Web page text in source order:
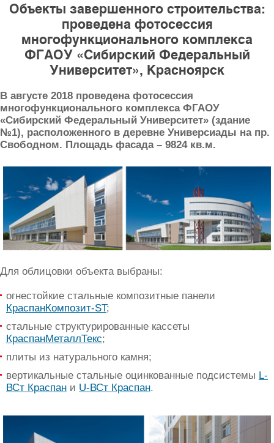
Объекты завершенного строительства:
проведена фотосессия
многофункционального комплекса
ФГАОУ «Сибирский Федеральный
Университет», Красноярск
В августе 2018 проведена фотосессия
многофункционального комплекса ФГАОУ
«Сибирский Федеральный Университет» (здание
№1), расположенного в деревне Универсиады на пр.
Свободном. Площадь фасада – 9824 кв.м.
Для облицовки объекта выбраны:
огнестойкие стальные композитные панели
КраспанКомпозит-ST;
стальные структурированные кассеты
КраспанМеталлТекс;
плиты из натурального камня;
вертикальные стальные оцинкованные подсистемы L-
ВСт Краспан и U-ВСт Краспан.